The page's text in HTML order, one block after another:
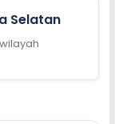
Selatan